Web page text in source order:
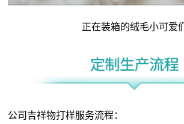
正在装箱的绒毛小可爱们
公司吉祥物打样服务流程：